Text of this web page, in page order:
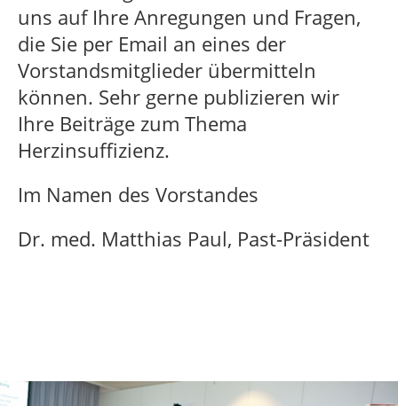
uns auf Ihre Anregungen und Fragen,
die Sie per Email an eines der
Vorstandsmitglieder übermitteln
können. Sehr gerne publizieren wir
Ihre Beiträge zum Thema
Herzinsuffizienz.
Im Namen des Vorstandes
Dr. med. Matthias Paul, Past-Präsident